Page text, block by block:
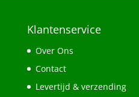
Klantenservice
Over Ons
Contact
Levertijd & verzending